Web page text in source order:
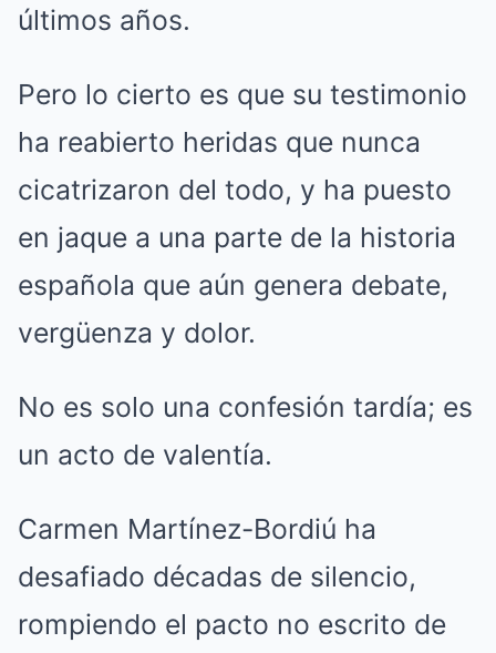
últimos años.
Pero lo cierto es que su testimonio
ha reabierto heridas que nunca
cicatrizaron del todo, y ha puesto
en jaque a una parte de la historia
española que aún genera debate,
vergüenza y dolor.
No es solo una confesión tardía; es
un acto de valentía.
Carmen Martínez-Bordiú ha
desafiado décadas de silencio,
rompiendo el pacto no escrito de